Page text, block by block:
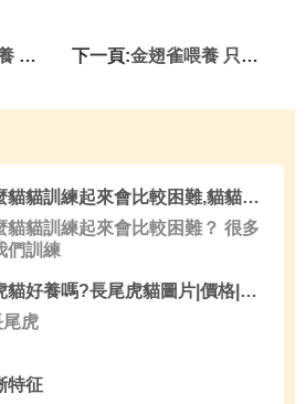
法 下一頁:金翅雀喂養 只要食水充足籠子衛生搞好就行
為什麼貓貓訓練起來會比較困難,貓貓隨便大小便怎麼辦
貓貓訓練起來會比較困難？ 很多
們訓練
長尾虎貓好養嗎?長尾虎貓圖片|價格|介紹
虎
特征